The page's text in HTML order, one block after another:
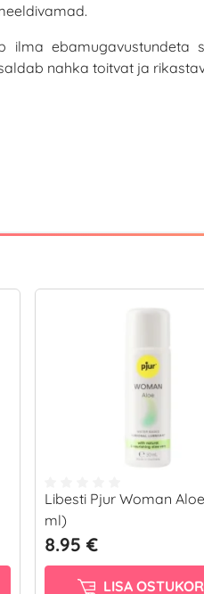
ilma
nahka toitvat ja
Libesti Pjur Woman
ml)
8.95 €
LISA